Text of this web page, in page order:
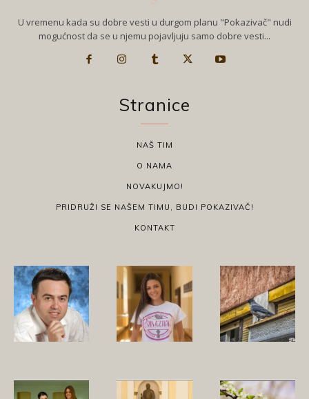
U vremenu kada su dobre vesti u durgom planu "Pokazivač" nudi
mogućnost da se u njemu pojavljuju samo dobre vesti...
Stranice
NAŠ TIM
O NAMA
NOVAKUJMO!
PRIDRUŽI SE NAŠEM TIMU, BUDI POKAZIVAČ!
KONTAKT